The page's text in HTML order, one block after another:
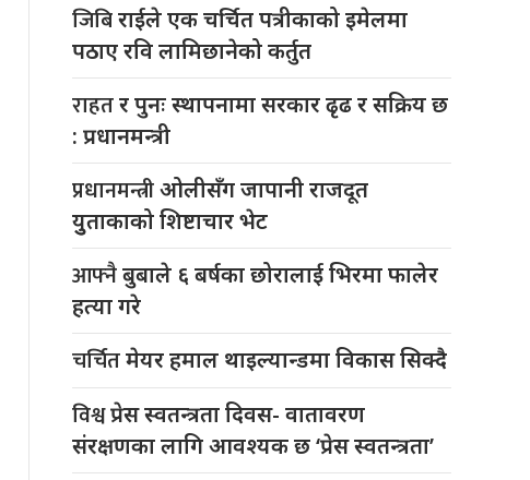
जिबिराईले एक चर्चित पत्रीकाको इमेलमा
पठाए रवि लामिछानेको कर्तुत
राहतर पुनः स्थापनामा सरकार ढृढ र सक्रिय छ
: प्रधानमन्त्री
प्रधानमन्त्रीओलीसँग जापानी राजदूत
युुताकाको शिष्टाचार भेट
आफ्नैबुबाले ६ बर्षका छोरालाई भिरमा फालेर
हत्या गरे
चर्चितमेयर हमाल थाइल्यान्डमा विकास सिक्दै
विश्वप्रेस स्वतन्त्रता दिवस- वातावरण
संरक्षणका लागि आवश्यक छ ‘प्रेस स्वतन्त्रता’